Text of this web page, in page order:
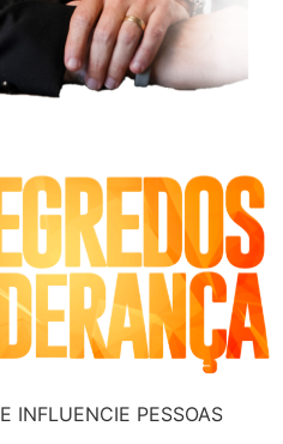
INFLUENCIE PESSOAS